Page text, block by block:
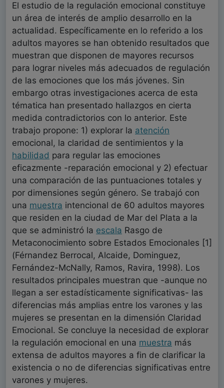
El estudio de la regulación emocional constituye
un área de interés de amplio desarrollo en la
actualidad. Específicamente en lo referido a los
adultos mayores se han obtenido resultados que
muestran que disponen de mayores recursos
para lograr niveles más adecuados de regulación
de las emociones que los más jóvenes. Sin
embargo otras investigaciones acerca de esta
tématica han presentado hallazgos en cierta
medida contradictorios con lo anterior. Este
trabajo propone: 1) explorar la atención
emocional, la claridad de sentimientos y la
habilidad para regular las emociones
eficazmente -reparación emocional y 2) efectuar
una comparación de las puntuaciones totales y
por dimensiones según género. Se trabajó con
una muestra intencional de 60 adultos mayores
que residen en la ciudad de Mar del Plata a la
que se administró la escala Rasgo de
Metaconocimiento sobre Estados Emocionales [1]
(Férnandez Berrocal, Alcaide, Dominguez,
Fernández-McNally, Ramos, Ravira, 1998). Los
resultados principales muestran que -aunque no
llegan a ser estadísticamente significativas- las
diferencias más amplias entre los varones y las
mujeres se presentan en la dimensión Claridad
Emocional. Se concluye la necesidad de explorar
la regulación emocional en una muestra más
extensa de adultos mayores a fin de clarificar la
existencia o no de diferencias significativas entre
varones y mujeres.